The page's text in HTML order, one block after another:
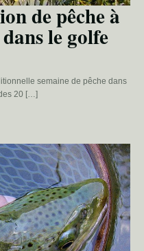
de pêche à
le golfe
semaine de pêche dans
20 […]